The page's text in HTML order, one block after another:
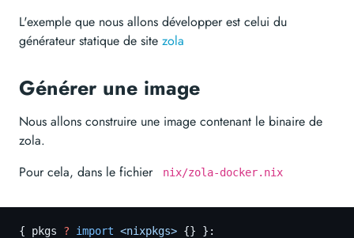
L'exemple que nous allons développer est celui du
générateur statique de site zola
Générer une image
Nous allons construire une image contenant le binaire de
zola.
Pour cela, dans le fichier
nix/zola-docker.nix
{ pkgs ? import <nixpkgs> {} }: